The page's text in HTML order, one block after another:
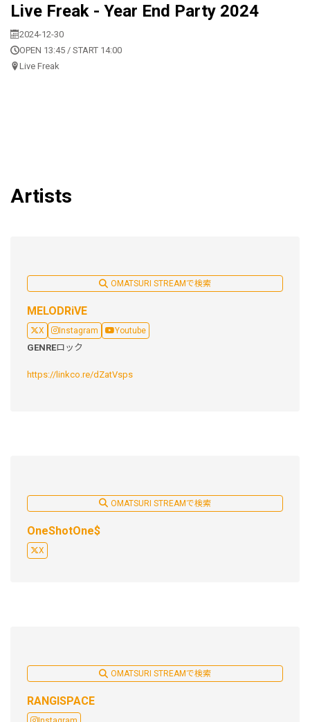
Live Freak - Year End Party 2024
2024-12-30
OPEN 13:45 / START 14:00
Live Freak
Artists
OMATSURI STREAMで検索
MELODRiVE
X Instagram Youtube
GENREロック
https://linkco.re/dZatVsps
OMATSURI STREAMで検索
OneShotOne$
X
OMATSURI STREAMで検索
RANGISPACE